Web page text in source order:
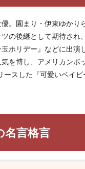
。園まり・伊東ゆかり
の後継として期待され
ホリデー』などに出演
を博し、アメリカンポ
ースした『可愛いベイ
名言格言